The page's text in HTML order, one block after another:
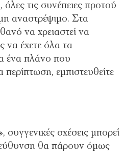
τις συνέπειες προτού
αναστρέψιμο. Στα
να χρειαστεί να
να έχετε όλα τα
ένα πλάνο που
περίπτωση, εμπιστευθείτε
συγγενικές σχέσεις μπορεί
θα πάρουν όμως